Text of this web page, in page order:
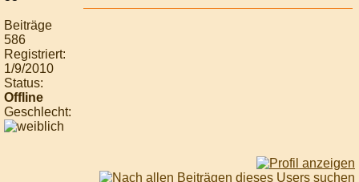
Beiträge
586
Registriert:
1/9/2010
Status:
Offline
Geschlecht: